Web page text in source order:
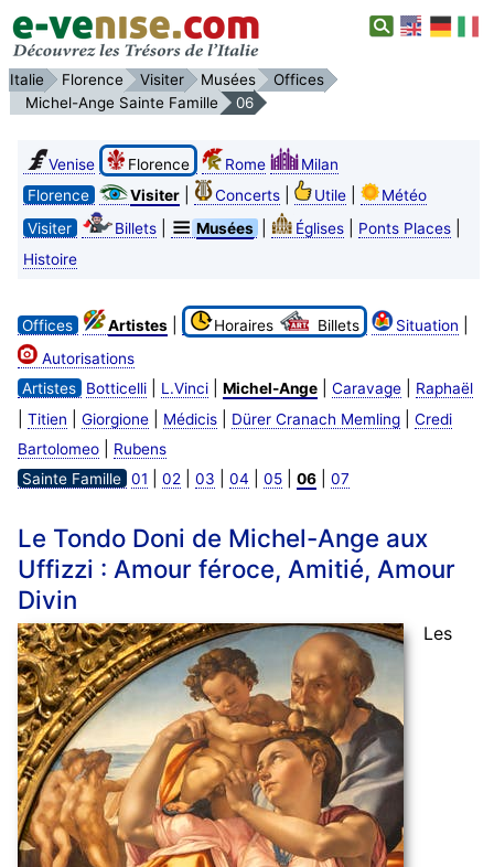
Italie Florence Visiter Musées
Offices
Michel-Ange Sainte Famille
06
Venise Florence Rome
Milan
Florence
Visiter| Concerts| Utile|
Météo
Visiter
Billets| Musées Églises| Ponts Places|
Histoire
Offices Artistes| Horaires Billets Situation
Autorisations
Artistes
Botticelli| L.Vinci| Michel-Ange| Caravage| Raphaël
Titien Giorgione| Médicis| Dürer Cranach Memling| Credi
Bartolomeo|
Rubens
Sainte Famille 01 02 03 04 05| 06| 07
Le Tondo Doni de Michel-Ange aux
Uffizzi : Amour féroce, Amitié, Amour
Divin
Les